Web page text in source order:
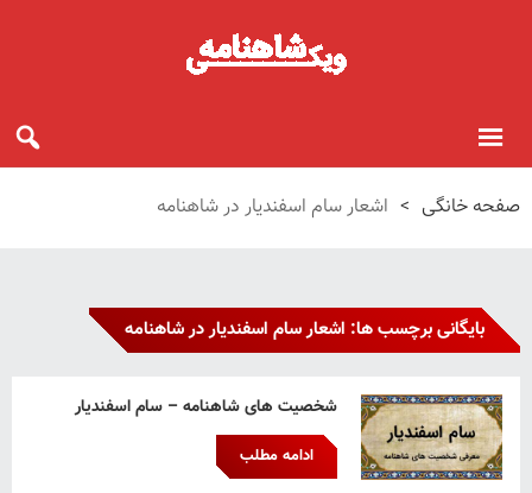
صفحه خانگی > اشعار سام اسفندیار در شاهنامه
بایگانی برچسب ها: اشعار سام اسفندیار در شاهنامه
شخصیت های شاهنامه – سام اسفندیار
ادامه مطلب